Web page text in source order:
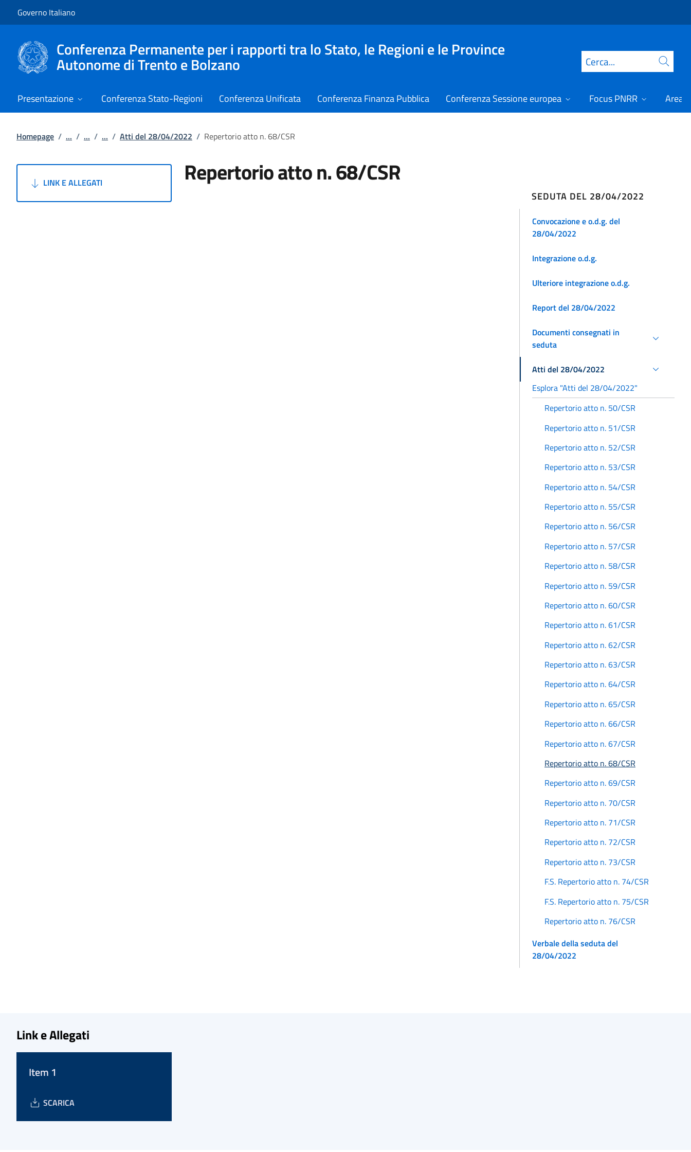
Governo Italiano
Conferenza Permanente per i rapporti tra lo Stato, le Regioni e le Province
Autonome di Trento e Bolzano Cerca
Presentazione Conferenza Stato-Regioni Conferenza Unificata Conferenza Finanza Pubblica Conferenza Sessione europea Focus PNRR Area
Homepage / ... / ... / ... / Atti del 28/04/2022 / Repertorio atto n. 68/CSR
LINK E ALLEGATI Repertorio atto n. 68/CSR
SEDUTA DEL 28/04/2022
Convocazione e o.d.g. del
28/04/2022
Integrazione o.d.g.
Ulteriore integrazione o.d.g.
Report del 28/04/2022
Documenti consegnati in
seduta
Atti del 28/04/2022
Esplora "Atti del 28/04/2022"
Repertorio atto n. 50/CSR
Repertorio atto n. 51/CSR
Repertorio atto n. 52/CSR
Repertorio atto n. 53/CSR
Repertorio atto n. 54/CSR
Repertorio atto n. 55/CSR
Repertorio atto n. 56/CSR
Repertorio atto n. 57/CSR
Repertorio atto n. 58/CSR
Repertorio atto n. 59/CSR
Repertorio atto n. 60/CSR
Repertorio atto n. 61/CSR
Repertorio atto n. 62/CSR
Repertorio atto n. 63/CSR
Repertorio atto n. 64/CSR
Repertorio atto n. 65/CSR
Repertorio atto n. 66/CSR
Repertorio atto n. 67/CSR
Repertorio atto n. 68/CSR
Repertorio atto n. 69/CSR
Repertorio atto n. 70/CSR
Repertorio atto n. 71/CSR
Repertorio atto n. 72/CSR
Repertorio atto n. 73/CSR
F.S. Repertorio atto n. 74/CSR
F.S. Repertorio atto n. 75/CSR
Repertorio atto n. 76/CSR
Verbale della seduta del
28/04/2022
Link e Allegati
Item 1
SCARICA